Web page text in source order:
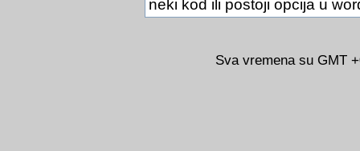
neki kod ili postoji opcija u
Sva vremena su GMT